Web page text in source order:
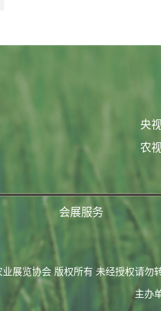
央
农
会展服务
业展览协会 版权所有 未经授权请勿
主办